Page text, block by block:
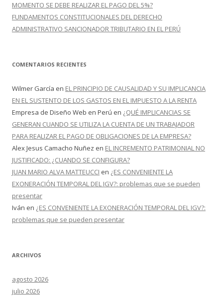
MOMENTO SE DEBE REALIZAR EL PAGO DEL 5%?
FUNDAMENTOS CONSTITUCIONALES DEL DERECHO
ADMINISTRATIVO SANCIONADOR TRIBUTARIO EN EL PERÚ
COMENTARIOS RECIENTES
Wilmer García en EL PRINCIPIO DE CAUSALIDAD Y SU IMPLICANCIA
EN EL SUSTENTO DE LOS GASTOS EN EL IMPUESTO A LA RENTA
Empresa de Diseño Web en Perú en ¿QUÉ IMPLICANCIAS SE
GENERAN CUANDO SE UTILIZA LA CUENTA DE UN TRABAJADOR
PARA REALIZAR EL PAGO DE OBLIGACIONES DE LA EMPRESA?
Alex Jesus Camacho Nuñez en EL INCREMENTO PATRIMONIAL NO
JUSTIFICADO: ¿CUANDO SE CONFIGURA?
JUAN MARIO ALVA MATTEUCCI en ¿ES CONVENIENTE LA
EXONERACIÓN TEMPORAL DEL IGV?: problemas que se pueden
presentar
Iván en ¿ES CONVENIENTE LA EXONERACIÓN TEMPORAL DEL IGV?:
problemas que se pueden presentar
ARCHIVOS
agosto 2026
julio 2026